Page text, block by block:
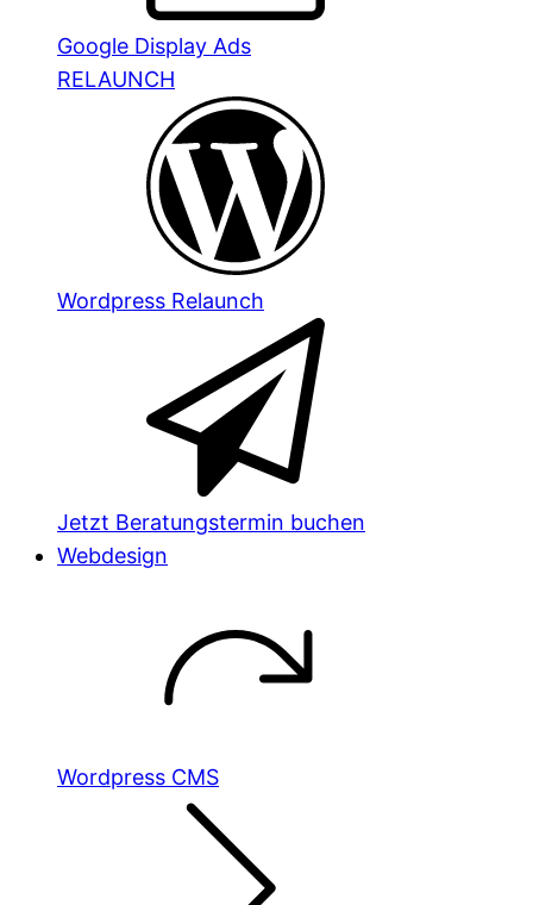
Google Display Ads
RELAUNCH
Wordpress Relaunch
Jetzt Beratungstermin buchen
Webdesign
Wordpress CMS